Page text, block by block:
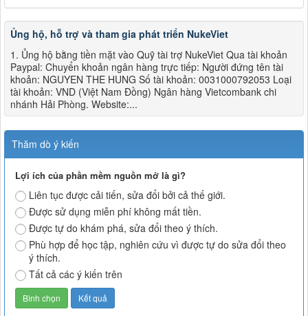
Ủng hộ, hỗ trợ và tham gia phát triển NukeViet
1. Ủng hộ bằng tiền mặt vào Quỹ tài trợ NukeViet Qua tài khoản
Paypal: Chuyển khoản ngân hàng trực tiếp: Người đứng tên tài
khoản: NGUYEN THE HUNG Số tài khoản: 0031000792053 Loại
tài khoản: VND (Việt Nam Đồng) Ngân hàng Vietcombank chi
nhánh Hải Phòng. Website:...
Thăm dò ý kiến
Lợi ích của phần mềm nguồn mở là gì?
Liên tục được cải tiến, sửa đổi bởi cả thế giới.
Được sử dụng miễn phí không mất tiền.
Được tự do khám phá, sửa đổi theo ý thích.
Phù hợp để học tập, nghiên cứu vì được tự do sửa đổi theo
ý thích.
Tất cả các ý kiến trên